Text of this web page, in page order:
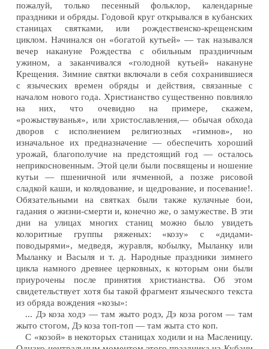
пожалуй, только песенный фольклор, календарные
праздники и обряды. Годовой круг открывался в кубанских
станицах святками, или рождественско-крещенским
циклом. Начинался он «богатой кутьей» — так назывался
вечер накануне Рождества с обильным праздничным
ужином, а заканчивался «голодной кутьей» накануне
Крещения. Зимние святки включали в себя сохранившиеся
с языческих времен обряды и действия, связанные с
началом нового года. Христианство существенно повлияло
на них, что очевидно на примере, скажем,
«рожыствуванья», или христославления,— обычая обхода
дворов с исполнением религиозных «гимнов», но
изначальное их предназначение — обеспечить хороший
урожай, благополучие на предстоящий год — осталось
неприкосновенным. Этой цели были посвящены и ношение
кутьи — пшеничной или ячменной, а позже рисовой
сладкой каши, и колядование, и щедрование, и посевание!.
Обязательными на святках были также кулачные бои,
гадания о жизни-смерти и, конечно же, о замужестве. В эти
дни на улицах многих станиц можно было увидеть
колоритные группы ряженых: «козу» с «дидами-
поводырями», медведя, журавля, кобылку, Мыланку или
Мыланку и Васыля и т. д. Народные праздники зимнего
цикла намного древнее церковных, к которым они были
приурочены после принятия христианства. Об этом
свидетельствует хотя бы такой фрагмент языческого текста
из обряда вождения «козы»:
... Дэ коза ходэ — там жыто родэ, Дэ коза рогом — там
жыто стогом, Дэ коза топ-топ — там жыта сто коп.
С «козой» в некоторых станицах ходили и на Масленицу.